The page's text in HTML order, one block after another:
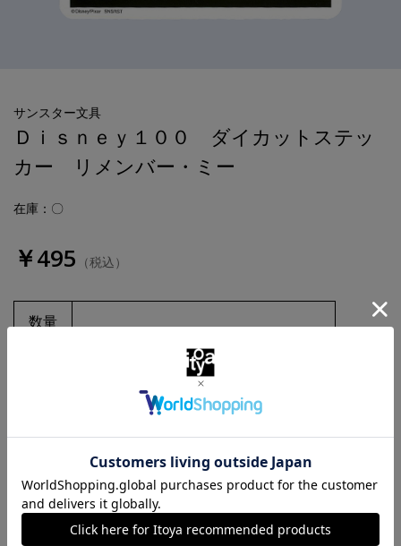
サンスター文具
Ｄｉｓｎｅｙ１００ ダイカットステッ
カー リメンバー・ミー
在庫：〇
￥495 （税込）
数量
お気に入りに追加